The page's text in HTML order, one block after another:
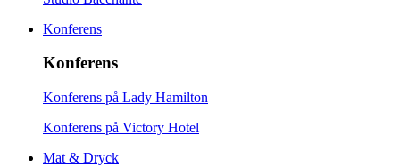
Konferens
Konferens
Konferens på Lady Hamilton
Konferens på Victory Hotel
Mat & Dryck